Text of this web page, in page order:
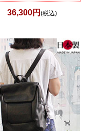
36,300円(税込)